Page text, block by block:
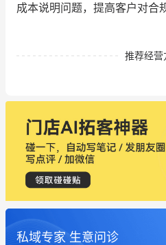
成本说明问题，提高客户对合
推荐经营
私域专家 生意问诊